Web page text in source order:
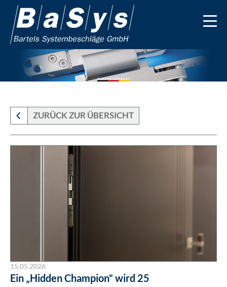
ZURÜCK ZUR ÜBERSICHT
15.05.2026
Ein „Hidden Champion“ wird 25